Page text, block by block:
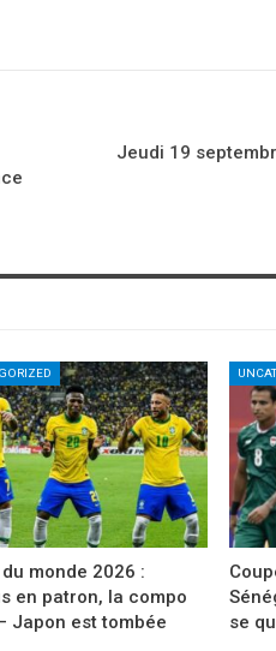
Jeudi 19
monde 2026 :
en patron, la compo
Japon est tombée
se